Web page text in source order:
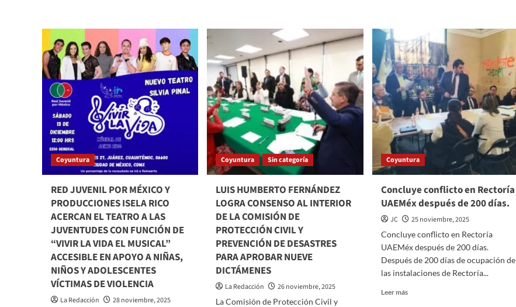
con
empresa
de
seguridad
vinculada
huachicol
MÉXICO
ANTE
LA
OEA
SU
COMPROMISO
INQUEBRANTABLE
CON
DERECHO
DE
ASILO
POLÍTICO,
ESTRICTO
APEGO
AL
DERECHO
INTERNACIONAL
DE
MÉXICO
Coyuntura
RED JUVENIL POR MÉXICO Y
PRODUCCIONES ISELA RICO
ACERCAN EL TEATRO A LAS
JUVENTUDES CON FUNCIÓN DE
“VIVIR LA VIDA EL MUSICAL”
ACCESIBLE EN APOYO A NIÑAS,
NIÑOS Y ADOLESCENTES
VÍCTIMAS DE VIOLENCIA
La Redacción
28 noviembre, 2025
Coyuntura Sin categoría
LUIS HUMBERTO FERNÁNDEZ
LOGRA CONSENSO AL INTERIOR
DE LA COMISIÓN DE
PROTECCIÓN CIVIL Y
PREVENCIÓN DE DESASTRES
PARA APROBAR NUEVE
DICTÁMENES
La Redacción
26 noviembre, 2025
La Comisión de Protección Civil y
Coyuntura
Concluye conflicto en Rectoría
UAEMéx después de 200 días.
JC
25 noviembre, 2025
Concluye conflicto en Rectoría
UAEMéx después de 200 días.
Después de 200 días de ocupación de
las instalaciones de Rectoría...
Leer másRead